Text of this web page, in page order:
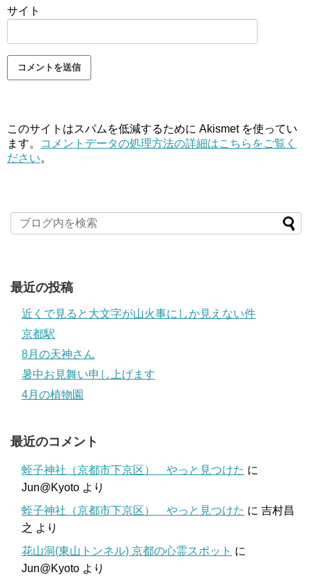
サイト
このサイトはスパムを低減するために Akismet を使ってい
ます。
コメントデータの処理方法の詳細はこちらをご覧く
ださい。
最近の投稿
近くで見ると大文字が山火事にしか見えない件
京都駅
8月の天神さん
暑中お見舞い申し上げます
4月の植物園
最近のコメント
蛭子神社（京都市下京区） やっと見つけた に
Jun@Kyoto より
蛭子神社（京都市下京区） やっと見つけた に 吉村昌
之 より
花山洞(東山トンネル) 京都の心霊スポット に
Jun@Kyoto より